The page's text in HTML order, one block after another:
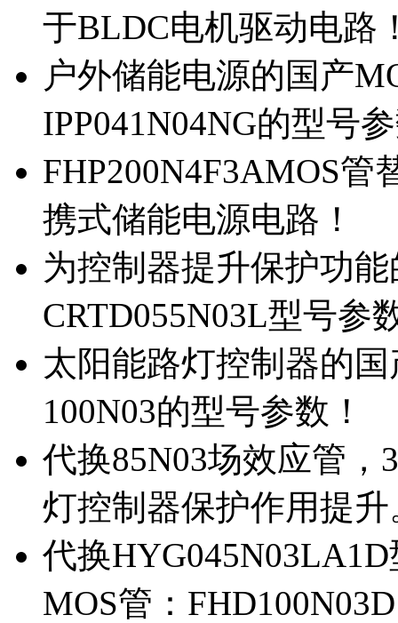
于BLDC电机驱动电路
户外储能电源的国产
IPP041N04NG的型号
FHP200N4F3AMOS管
携式储能电源电路！
为控制器提升保护功
CRTD055N03L型号参
太阳能路灯控制器的
100N03的型号参数！
代换85N03场效应管
灯控制器保护作用提升
代换
MOS管：